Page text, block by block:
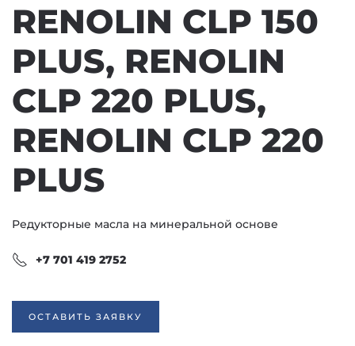
RENOLIN CLP 150
PLUS, RENOLIN
CLP 220 PLUS,
RENOLIN CLP 220
PLUS
Редукторные масла на минеральной основе
+7 701 419 2752
ОСТАВИТЬ ЗАЯВКУ